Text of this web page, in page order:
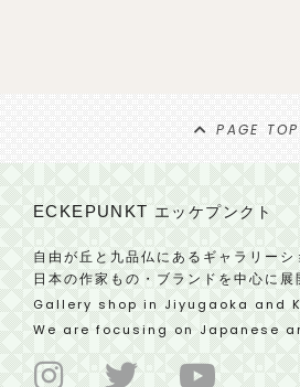
PAGE TOP
ECKEPUNKTエッケプンクト
自由が丘と九品仏にあるギャラリーシ
日本の作家もの・ブランドを中心に
Gallery shop in Jiyugaoka and
We are focusing on Japanese